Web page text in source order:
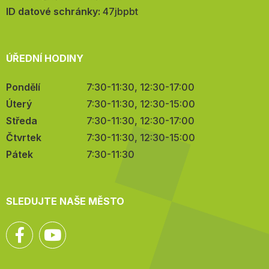
mail:
ID datové schránky: 47jbpbt
ÚŘEDNÍ HODINY
Pondělí
7:30-11:30, 12:30-17:00
Úterý
7:30-11:30, 12:30-15:00
Středa
7:30-11:30, 12:30-17:00
Čtvrtek
7:30-11:30, 12:30-15:00
Pátek
7:30-11:30
SLEDUJTE NAŠE MĚSTO
Facebook